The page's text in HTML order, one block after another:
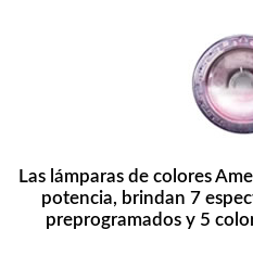
Las lámparas de colores
potencia, brindan 7
preprogramados y 5